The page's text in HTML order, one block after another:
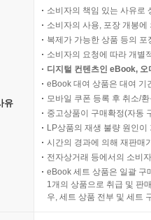
유
소비자의 책임 있는 사유로
소비자의 사용, 포장 개봉
복제가 가능한 상품 등의
소비자의 요청에 따라 개별
디지털 컨텐츠인 eBook,
eBook 대여 상품은 대여 기
모바일 쿠폰 등록 후 취소/
중고상품이 구매확정(자동
LP상품의 재생 불량 원인
시간의 경과에 의해 재판매
전자상거래 등에서의 소비
eBook 세트 상품은 일괄 구
1개의 상품으로 취급 및 판
우, 세트 상품 전부 및 세트